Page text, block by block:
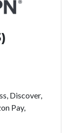
Discover,
Pay,